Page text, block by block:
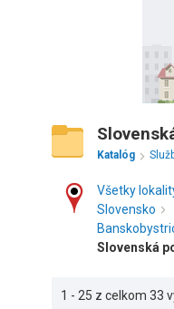
Katalóg
Všetky
Slovensko
Slovenská
1 - 25 z celkom 33